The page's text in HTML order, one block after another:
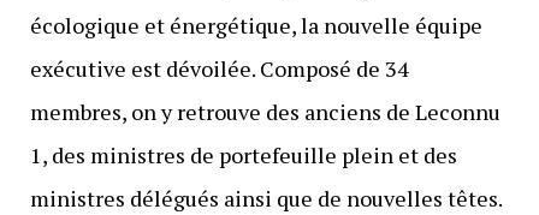
écologique et énergétique, la nouvelle équipe
exécutive est dévoilée. Composé de 34
membres, on y retrouve des anciens de Leconnu
1, des ministres de portefeuille plein et des
ministres délégués ainsi que de nouvelles têtes.